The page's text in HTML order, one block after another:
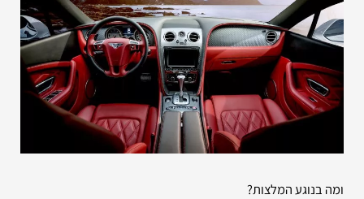
ומה בנוגע המלצות?